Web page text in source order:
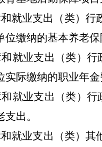
就业支出（类）
位缴纳的基本养老
就业支出（类）
实际缴纳的职业年
就业支出（类）
支出。
就业支出（类）